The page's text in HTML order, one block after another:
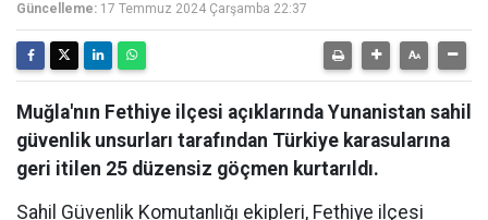
Güncelleme: 17 Temmuz 2024 Çarşamba 22:37
Muğla'nın Fethiye ilçesi açıklarında Yunanistan sahil
güvenlik unsurları tarafından Türkiye karasularına
geri itilen 25 düzensiz göçmen kurtarıldı.
Sahil Güvenlik Komutanlığı ekipleri, Fethiye ilçesi